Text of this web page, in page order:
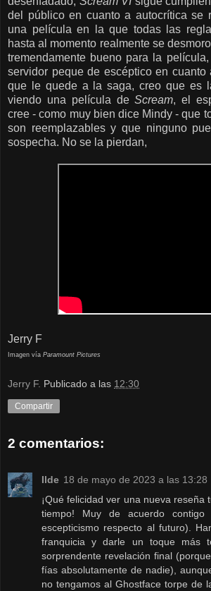
del público en cuanto a autocrítica se
una película en la que todas las
hasta al momento realmente se
tremendamente bueno para la
servidor peque de escéptico en cuanto
que le quede a la saga, creo que es
viendo una película deScream, el
cree - como muy bien dice Mindy - que
son reemplazables y que ninguno
sospecha. No se la pierdan,
Jerry F
Imagen vía Paramount Pictures
Jerry F. Publicado a las 12:30
Compartir
2 comentarios:
Ilde 18 de mayo de 2023 a las 13:28
¡Qué felicidad ver una nueva reseña
tiempo! Muy de acuerdo
escepticismo respecto al futuro).
franquicia y darle un toque más
sorprendente revelación final
fías absolutamente de nadie),
no tengamos al Ghostface torpe de